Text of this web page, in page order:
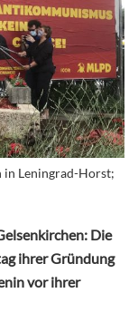
in Leningrad-Horst;
Die
ihrer Gründung
vor ihrer